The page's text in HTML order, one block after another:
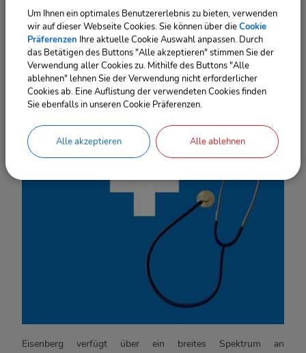
Haushaltstraining, Soziotherapie und bedarfsgerechte
medikamentöse Therapie. Weitere Informationen finden Sie
auch auf der Website SRH Tagesklinik.
Arztpraxen in Eisenberg &
Umgebung
Eisenberg verfügt über ein breites Spektrum an
Um Ihnen ein optimales Benutzererlebnis zu bieten, verwenden
wir auf dieser Webseite Cookies. Sie können über dieCookie
Präferenzen Ihre aktuelle Cookie Auswahl anpassen. Durch
das Betätigen des Buttons "Alle akzeptieren" stimmen Sie der
Verwendung aller Cookies zu. Mithilfe des Buttons "Alle
ablehnen" lehnen Sie der Verwendung nicht erforderlicher
Cookies ab. Eine Auflistung der verwendeten Cookies finden
Sie ebenfalls in unseren Cookie Präferenzen.
Alle akzeptieren Alle ablehnen